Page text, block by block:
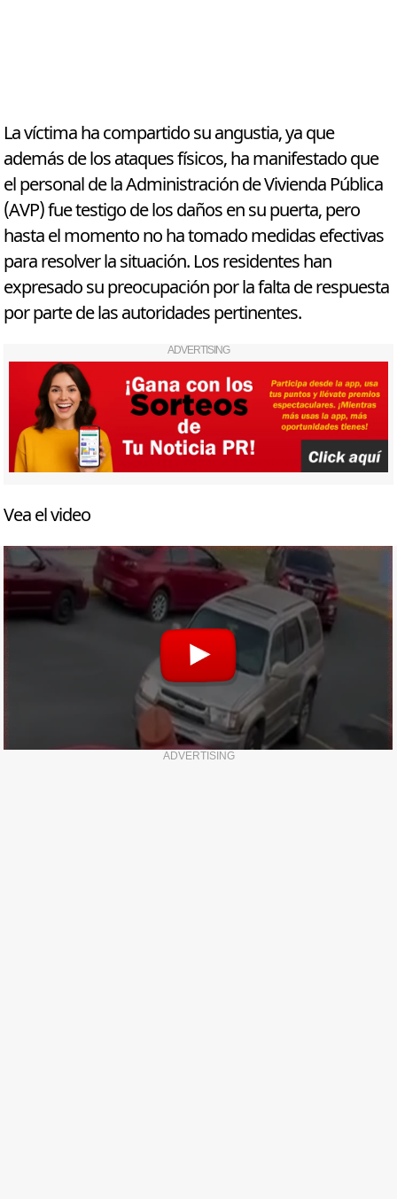
La víctima ha compartido su angustia, ya que
además de los ataques físicos, ha manifestado que
el personal de la Administración de Vivienda Pública
(AVP) fue testigo de los daños en su puerta, pero
hasta el momento no ha tomado medidas efectivas
para resolver la situación. Los residentes han
expresado su preocupación por la falta de respuesta
por parte de las autoridades pertinentes.
ADVERTISING
Vea el video
ADVERTISING